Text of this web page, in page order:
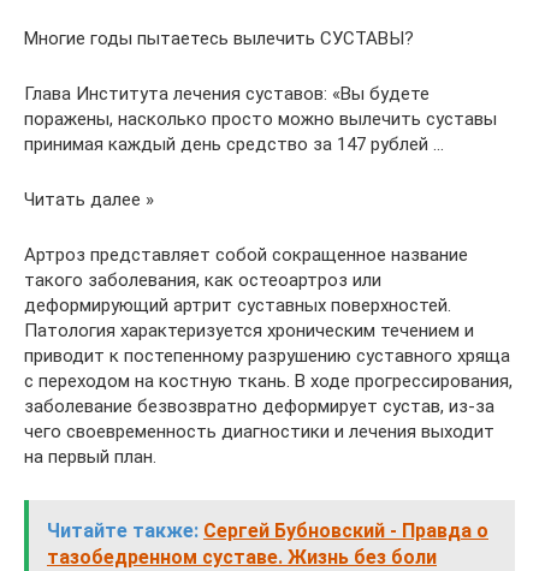
Многие годы пытаетесь вылечить СУСТАВЫ?
Глава Института лечения суставов: «Вы будете
поражены, насколько просто можно вылечить суставы
принимая каждый день средство за 147 рублей …
Читать далее »
Артроз представляет собой сокращенное название
такого заболевания, как остеоартроз или
деформирующий артрит суставных поверхностей.
Патология характеризуется хроническим течением и
приводит к постепенному разрушению суставного хряща
с переходом на костную ткань. В ходе прогрессирования,
заболевание безвозвратно деформирует сустав, из-за
чего своевременность диагностики и лечения выходит
на первый план.
Читайте также: Сергей Бубновский - Правда о
тазобедренном суставе. Жизнь без боли